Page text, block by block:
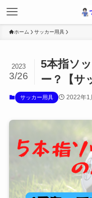
ホーム サッカー用具
5本指ソ
ー？【サ
2023
3/26
サッカー用具 2022年1